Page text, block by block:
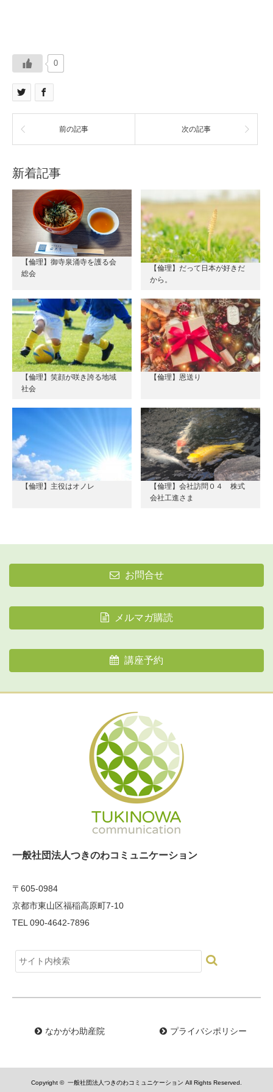
0
前の記事 次の記事
新着記事
【倫理】御寺泉涌寺を護る会
総会
【倫理】だって日本が好きだ
から。
【倫理】笑顔が咲き誇る地域
社会
【倫理】恩送り
【倫理】主役はオノレ
【倫理】会社訪問０４ 株式
会社工進さま
お問合せ
メルマガ購読
講座予約
一般社団法人つきのわコミュニケーション
〒605-0984
京都市東山区福稲高原町7-10
TEL 090-4642-7896
なかがわ助産院 プライバシポリシー
Copyright © 一般社団法人つきのわコミュニケーション All Rights Reserved.